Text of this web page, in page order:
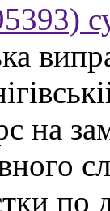
на
по